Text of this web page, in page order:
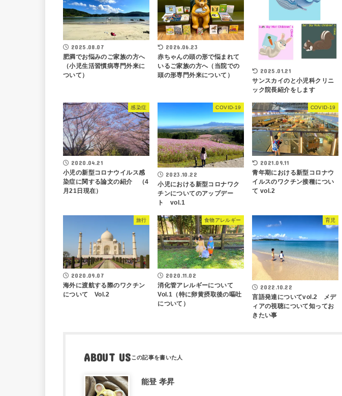
2025.08.07
肥満でお悩みのご家族の方へ
（小児生活習慣病専門外来に
ついて）
2026.06.23
赤ちゃんの頭の形で悩まれて
いるご家族の方へ（当院での
頭の形専門外来について）
2025.01.21
サンスカイのと小児科クリニ
ック院長紹介をします
感染症
2020.04.21
小児の新型コロナウイルス感
染症に関する論文の紹介 （4
月21日現在）
COVID-19
2023.10.22
小児における新型コロナワク
チンについてのアップデー
ト vol.1
COVID-19
2021.09.11
青年期における新型コロナウ
イルスのワクチン接種につい
て vol.2
旅行
2020.09.07
海外に渡航する際のワクチン
について Vol.2
食物アレルギー
2020.11.02
消化管アレルギーについて
Vol.1（特に卵黄摂取後の嘔吐
について）
育児
2022.10.22
言語発達についてvol.2 メデ
ィアの視聴について知ってお
きたい事
ABOUT US
能登 孝昇